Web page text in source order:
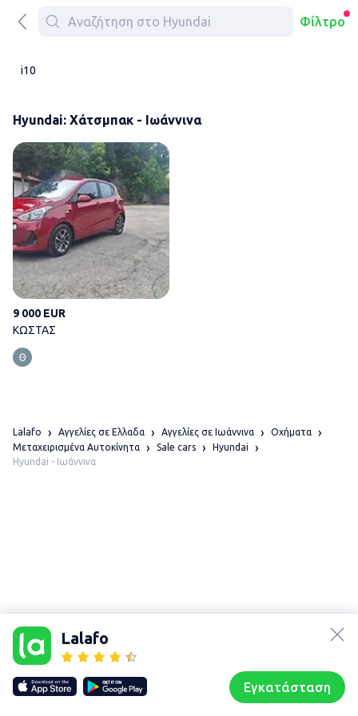
Φίλτρο
i10
Hyundai: Χάτσμπακ - Ιωάννινα
9 000 EUR
ΚΩΣΤΑΣ
Lalafo
Εγκατάσταση
Lalafo Αγγελίες σε Ελλαδα Αγγελίες σε Ιωάννινα
Οχήματα
Μεταχειρισμένα Αυτοκίνητα
Sale cars
Hyundai
Hyundai - Ιωάννινα
Our websites
lalafo.kg
lalafo.rs
lalafo.pl
Sitemap
Χάρτης
Συζητήσεις Προφίλ